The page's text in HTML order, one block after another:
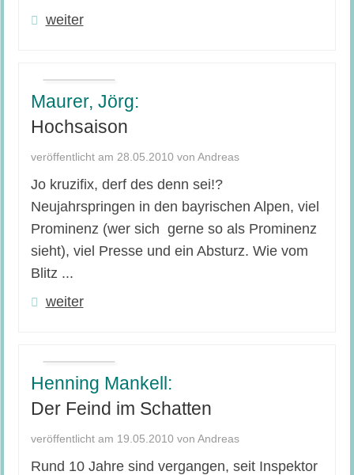
weiter
Maurer, Jörg:
Hochsaison
veröffentlicht am 28.05.2010 von Andreas
Jo kruzifix, derf des denn sei!?
Neujahrspringen in den bayrischen Alpen, viel
Prominenz (wer sich gerne so als Prominenz
sieht), viel Presse und ein Absturz. Wie vom
Blitz ...
weiter
Henning Mankell:
Der Feind im Schatten
veröffentlicht am 19.05.2010 von Andreas
Rund 10 Jahre sind vergangen, seit Inspektor